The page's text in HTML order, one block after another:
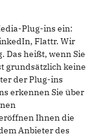
Plug-ins ein:
Flattr. Wir
Das heißt, wenn Sie
grundsätzlich keine
der Plug-ins
erkennen Sie über
Ihnen die
Anbieter des